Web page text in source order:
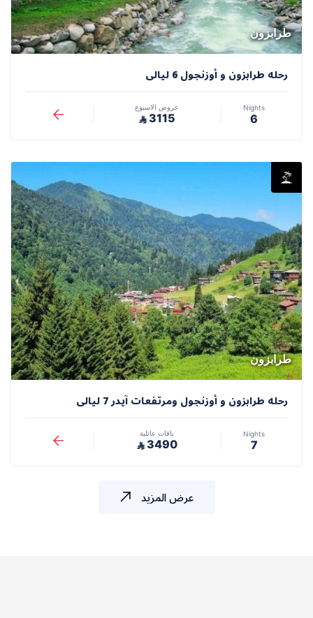
طرابزون
رحله طرابزون و أوزنجول 6 ليالى
Nights
6
عروض الاسبوع
3115
⃁
طرابزون
رحله طرابزون و أوزنجول ومرتفعات آيدر 7 ليالى
Nights
7
باقات عائلية
3490
⃁
عرض المزيد